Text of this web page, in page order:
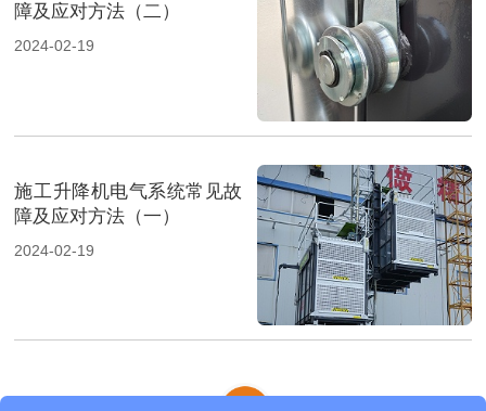
障及应对方法（二）
2024-02-19
施工升降机电气系统常见故
障及应对方法（一）
2024-02-19